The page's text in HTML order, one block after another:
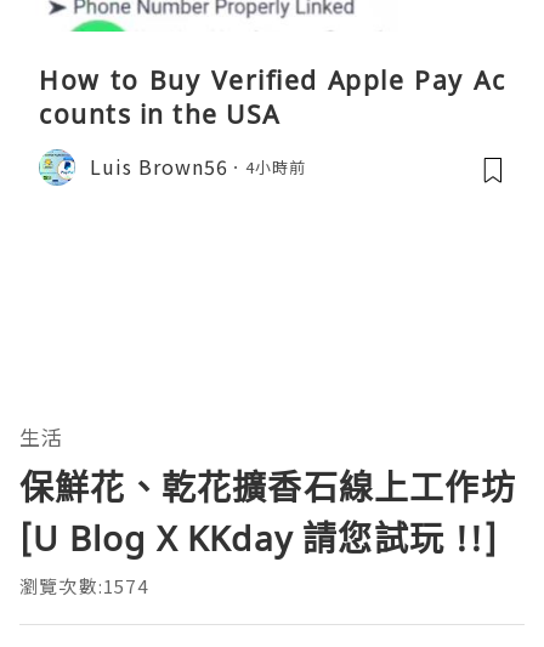
How to Buy Verified Apple Pay Ac
counts in the USA
Luis Brown56 4小時前
生活
保鮮花、乾花擴香石線上工作坊
[U Blog X KKday 請您試玩 !!]
瀏覽次數:1574